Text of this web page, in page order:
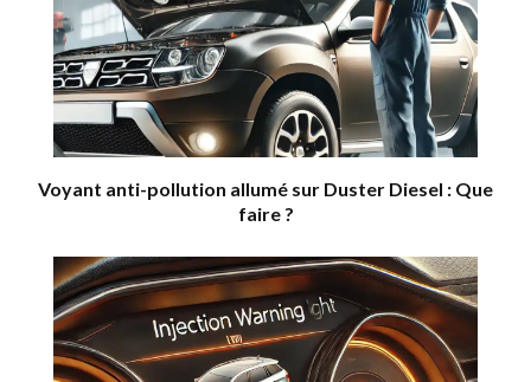
Voyant anti-pollution allumé sur Duster Diesel : Que
faire ?